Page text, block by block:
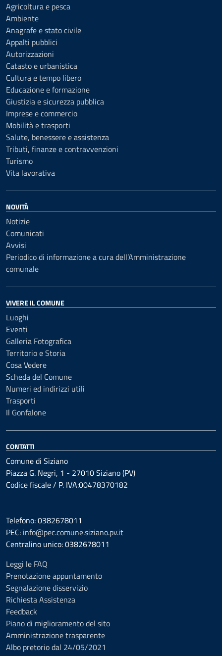
Agricoltura e pesca
Ambiente
Anagrafe e stato civile
Appalti pubblici
Autorizzazioni
Catasto e urbanistica
Cultura e tempo libero
Educazione e formazione
Giustizia e sicurezza pubblica
Imprese e commercio
Mobilità e trasporti
Salute, benessere e assistenza
Tributi, finanze e contravvenzioni
Turismo
Vita lavorativa
NOVITÀ
Notizie
Comunicati
Avvisi
Periodico di informazione a cura dell’Amministrazione
comunale
VIVERE IL COMUNE
Luoghi
Eventi
Galleria Fotografica
Territorio e Storia
Cosa Vedere
Scheda del Comune
Numeri ed indirizzi utili
Trasporti
Il Gonfalone
CONTATTI
Comune di Siziano
Piazza G. Negri, 1 - 27010 Siziano (PV)
Codice fiscale / P. IVA:00478370182
Telefono: 0382678011
PEC: info@pec.comune.siziano.pv.it
Centralino unico: 0382678011
Leggi le FAQ
Prenotazione appuntamento
Segnalazione disservizio
Richiesta Assistenza
Feedback
Piano di miglioramento del sito
Amministrazione trasparente
Albo pretorio dal 24/05/2021